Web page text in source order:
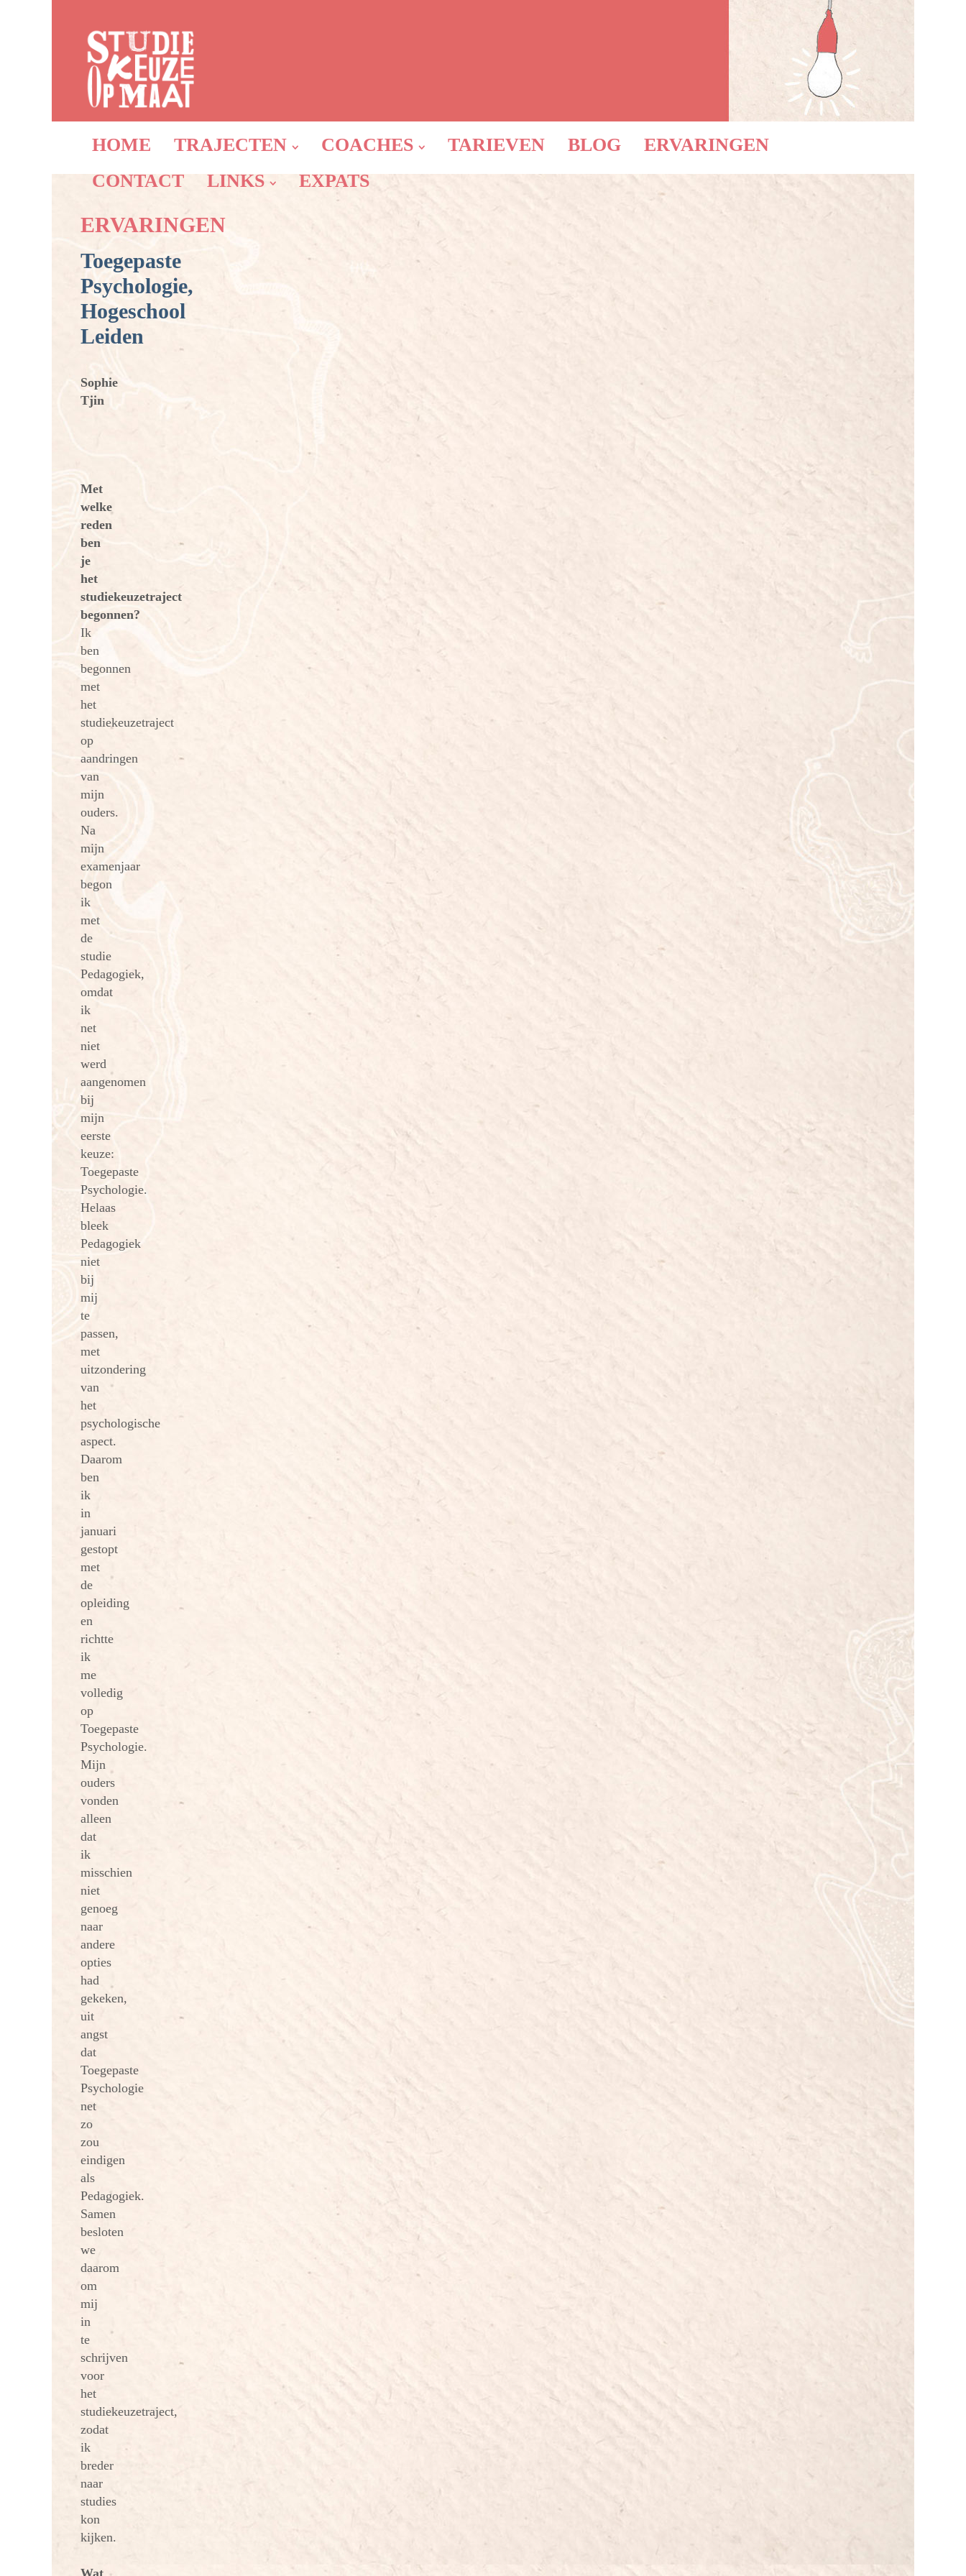
HOME TRAJECTEN COACHES TARIEVEN BLOG
ERVARINGEN
CONTACT
LINKS EXPATS
ERVARINGEN
Toegepaste
Psychologie,
Hogeschool
Leiden
Sophie
Tjin
Met
welke
reden
ben
je
het
studiekeuzetraject
begonnen?
Ik
ben
begonnen
met
het
studiekeuzetraject
op
aandringen
van
mijn
ouders.
Na
mijn
examenjaar
begon
ik
met
de
studie
Pedagogiek,
omdat
ik
net
niet
werd
aangenomen
bij
mijn
eerste
keuze:
Toegepaste
Psychologie.
Helaas
bleek
Pedagogiek
niet
bij
mij
te
passen,
met
uitzondering
van
het
psychologische
aspect.
Daarom
ben
ik
in
januari
gestopt
met
de
opleiding
en
richtte
ik
me
volledig
op
Toegepaste
Psychologie.
Mijn
ouders
vonden
alleen
dat
ik
misschien
niet
genoeg
naar
andere
opties
had
gekeken,
uit
angst
dat
Toegepaste
Psychologie
net
zo
zou
eindigen
als
Pedagogiek.
Samen
besloten
we
daarom
om
mij
in
te
schrijven
voor
het
studiekeuzetraject,
zodat
ik
breder
naar
studies
kon
kijken.